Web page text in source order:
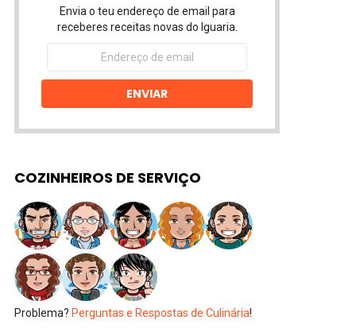
Envia o teu endereço de email para
receberes receitas novas do Iguaria.
Endereço
email
ENVIAR
COZINHEIROS DE SERVIÇO
Problema? Perguntas e Respostas de Culinária!